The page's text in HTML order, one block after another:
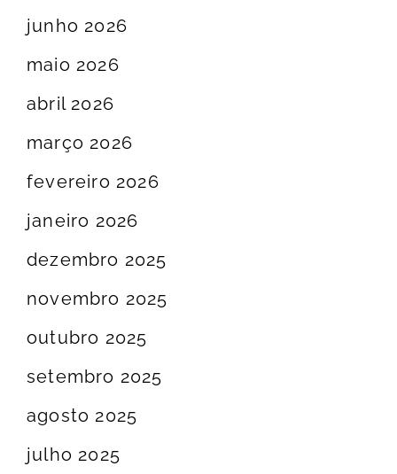
junho 2026
maio 2026
abril 2026
março 2026
fevereiro 2026
janeiro 2026
dezembro 2025
novembro 2025
outubro 2025
setembro 2025
agosto 2025
julho 2025